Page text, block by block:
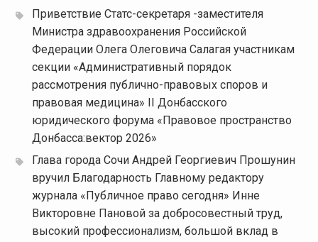
Приветствие Статс-секретаря -заместителя
Министра здравоохранения Российской
Федерации Олега Олеговича Салагая участникам
секции «Административный порядок
рассмотрения публично-правовых споров и
правовая медицина» II Донбасского
юридического форума «Правовое пространство
Донбасса:вектор 2026»
Глава города Сочи Андрей Георгиевич Прошунин
вручил Благодарность Главному редактору
журнала «Публичное право сегодня» Инне
Викторовне Пановой за добросовестный труд,
высокий профессионализм, большой вклад в